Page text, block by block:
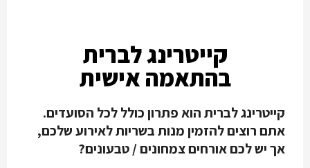
קייטרינג לברית
בהתאמה אישית
קייטרינג לברית הוא פתרון כולל לכל הסועדים.
אתם רוצים להזמין מנות בשריות לאירוע שלכם,
אך יש לכם אורחים צמחונים / טבעונים?